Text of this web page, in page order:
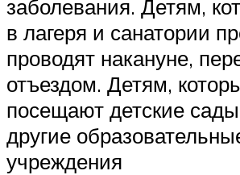
заболевания. Детям,
в лагеря и санатории
проводят накануне,
отъездом. Детям,
посещают детские
другие
учреждения